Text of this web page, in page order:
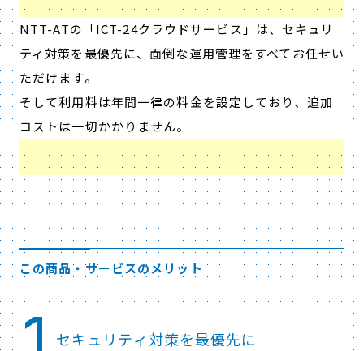
NTT-ATの「ICT-24クラウドサービス」は、セキュリ
ティ対策を最優先に、面倒な運用管理をすべてお任せい
ただけます。
そして利用料は年間一律の料金を設定しており、追加
コストは一切かかりません。
この商品・サービスのメリット
1 セキュリティ対策を最優先に